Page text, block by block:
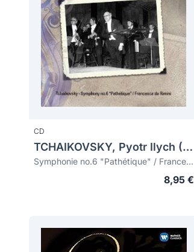
CD
TCHAIKOVSKY, Pyotr Ilych (1840-1893)
Symphonie no.6 "Pathétique" / Francesca da Rimini
8,95 €